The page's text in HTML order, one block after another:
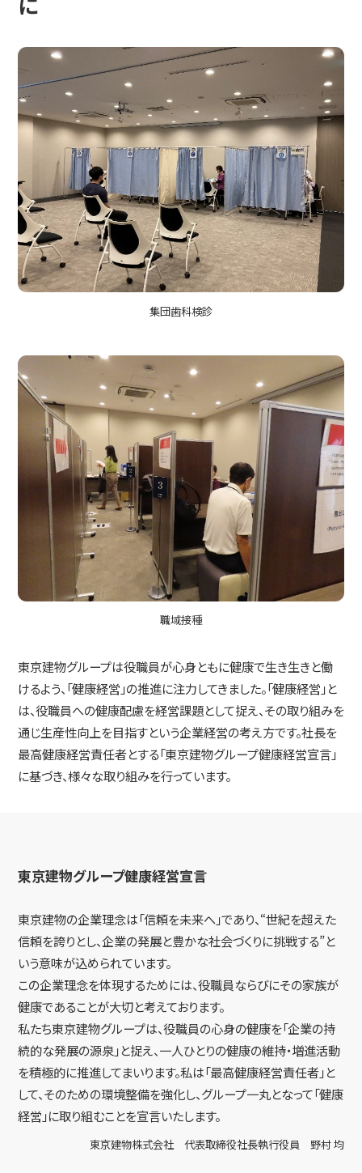
集団歯科検診
職域接種
東京建物グループは役職員が心身ともに健康で生き生きと働
けるよう、「健康経営」の推進に注力してきました。「健康経営」と
は、役職員への健康配慮を経営課題として捉え、その取り組みを
通じ生産性向上を目指すという企業経営の考え方です。社長を
最高健康経営責任者とする「東京建物グループ健康経営宣言」
に基づき、様々な取り組みを行っています。
東京建物グループ健康経営宣言
東京建物の企業理念は「信頼を未来へ」であり、“世紀を超えた
信頼を誇りとし、企業の発展と豊かな社会づくりに挑戦する”と
いう意味が込められています。
この企業理念を体現するためには、役職員ならびにその家族が
健康であることが大切と考えております。
私たち東京建物グループは、役職員の心身の健康を「企業の持
続的な発展の源泉」と捉え、一人ひとりの健康の維持・増進活動
を積極的に推進してまいります。私は「最高健康経営責任者」と
して、そのための環境整備を強化し、グループ一丸となって「健康
経営」に取り組むことを宣言いたします。
東京建物株式会社 代表取締役社長執行役員 野村 均